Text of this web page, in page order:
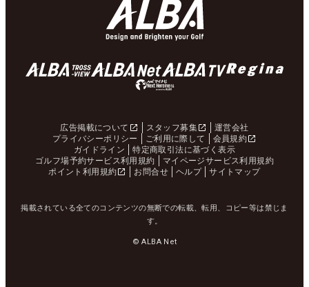
広告掲載について スタッフ募集
運営会社
プライバシーポリシー
ご利用に際して
会員規約
ガイドライン
特定商取引法に基づく表示
ゴルフ場予約サービス利用規約
マイページサービス利用規約
ポイント利用規約
お問合せ ヘルプ サイトマップ
掲載されている全てのコンテンツの無断での転載、転用、コピー等は禁じま
す。
© ALBA Net